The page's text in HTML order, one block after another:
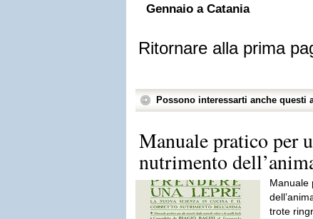
Gennaio a Catania
Ritornare alla prima
Possono interessarti anche questi
Manuale pratico per
nutrimento
Manuale
trote